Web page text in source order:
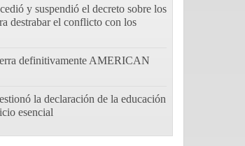
y suspendió el decreto sobre los
destrabar el conflicto con los
definitivamente AMERICAN
la declaración de la educación
esencial